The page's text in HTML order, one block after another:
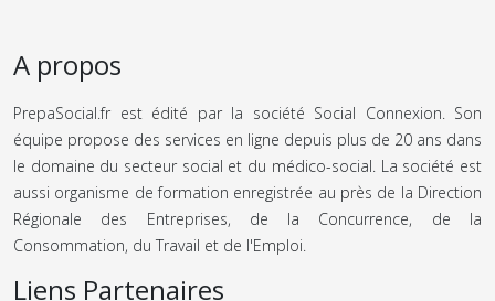
A propos
PrepaSocial.fr est édité par la société Social Connexion. Son
équipe propose des services en ligne depuis plus de 20 ans dans
le domaine du secteur social et du médico-social. La société est
aussi organisme de formation enregistrée au près de la Direction
Régionale des Entreprises, de la Concurrence, de la
Consommation, du Travail et de l'Emploi.
Liens Partenaires